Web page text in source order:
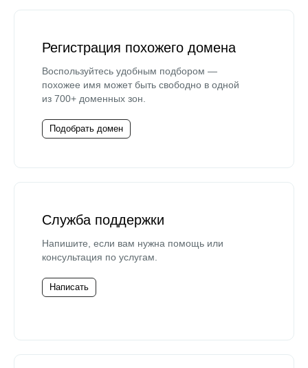
Регистрация похожего домена
Воспользуйтесь удобным подбором —
похожее имя может быть свободно в одной
из 700+ доменных зон.
Подобрать домен
Служба поддержки
Напишите, если вам нужна помощь или
консультация по услугам.
Написать